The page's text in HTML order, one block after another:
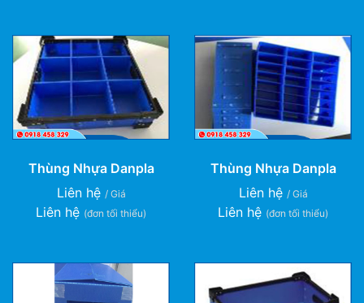
Thùng Nhựa Danpla
Liên hệ / Giá
Liên hệ (đơn tối thiểu)
Thùng Nhựa Danpla
Liên hệ / Giá
Liên hệ (đơn tối thiểu)